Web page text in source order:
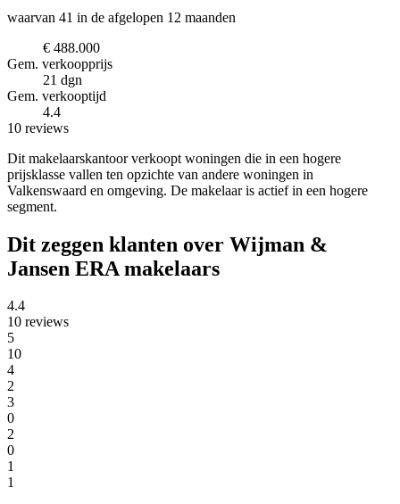
waarvan 41 in de afgelopen 12 maanden
€ 488.000
Gem. verkoopprijs
21 dgn
Gem. verkooptijd
4.4
10 reviews
Dit makelaarskantoor verkoopt woningen die in een hogere
prijsklasse vallen ten opzichte van andere woningen in
Valkenswaard en omgeving. De makelaar is actief in een hogere
segment.
Dit zeggen klanten over Wijman &
Jansen ERA makelaars
4.4
10 reviews
5
10
4
2
3
0
2
0
1
1